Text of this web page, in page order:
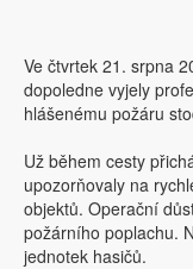
Ve čtvrtek 21. srpna
dopoledne vyjely
hlášenému požáru
Už během cesty
upozorňovaly na
objektů. Operační
požárního poplachu.
jednotek hasičů.